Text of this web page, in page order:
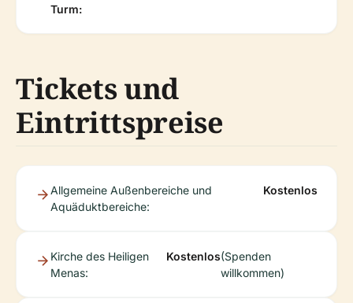
Turm:
Tickets und
Eintrittspreise
Allgemeine Außenbereiche und
Aquäduktbereiche:
Kostenlos
Kirche des Heiligen
Menas:
Kostenlos(Spenden
willkommen)